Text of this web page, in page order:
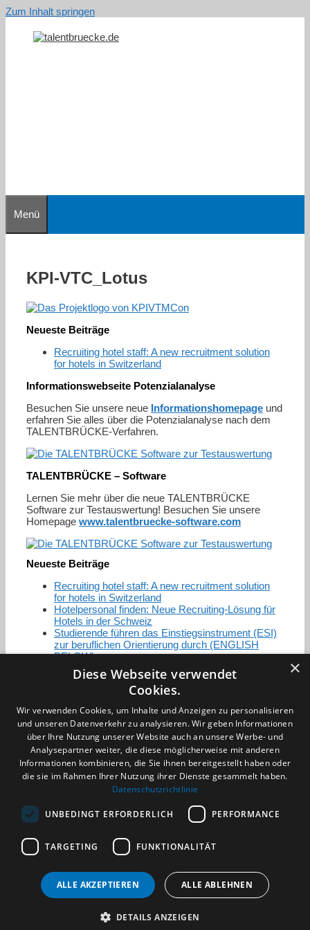
Zum Inhalt springen
Menü
KPI-VTC_Lotus
Neueste Beiträge
Recruiting hotel staff: A new recruitment solution
for hotels in Switzerland
Informationswebseite Potenzialanalyse
Besuchen Sie unsere neue Informationshomepage und
erfahren Sie alles über die Potenzialanalyse nach dem
TALENTBRÜCKE-Verfahren.
TALENTBRÜCKE – Software
Lernen Sie mehr über die neue TALENTBRÜCKE
Software zur Testauswertung! Besuchen Sie unsere
Homepage www.talentbruecke-software.com
Neueste Beiträge
Recruiting hotel staff: A new recruitment solution
for hotels in Switzerland
Hotelpersonal finden: Neue Recruiting-Lösung für
Hotels in der Schweiz
Studierende führen das Einstiegsinstrument (ESI)
zur beruflichen Orientierung durch (ENGLISH
BELOW)
Zertifizierung / Mitgliedschaften
Datenschutzerklärung
Benachrichtigungsservice
Kontakt und Anfahrt
(c) 2026 TALENTBRÜCKE GmbH & Co. KG
×
Diese Webseite verwendet
Cookies.
Wir verwenden Cookies, um Inhalte und Anzeigen zu personalisieren
und unseren Datenverkehr zu analysieren. Wir geben Informationen
über Ihre Nutzung unserer Website auch an unsere Werbe- und
Analysepartner weiter, die diese möglicherweise mit anderen
Informationen kombinieren, die Sie ihnen bereitgestellt haben oder
die sie im Rahmen Ihrer Nutzung ihrer Dienste gesammelt haben.
Datenschutzrichtlinie
UNBEDINGT ERFORDERLICH PERFORMANCE
TARGETING FUNKTIONALITÄT
ALLE AKZEPTIEREN ALLE ABLEHNEN
DETAILS ANZEIGEN